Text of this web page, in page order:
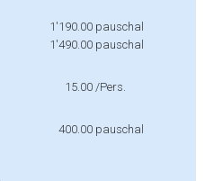
1'190.00 pauschal
1'490.00 pauschal
15.00 /Pers.
400.00 pauschal